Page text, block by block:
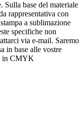
Sulla base del materiale
rappresentativa con
a sublimazione
specifiche non
via e-mail. Saremo
in base alle vostre
in CMYK